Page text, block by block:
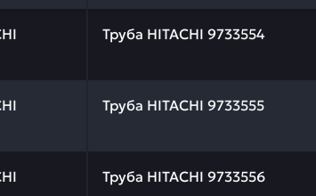
Труба HITACHI 9733554
качества и профессиональный
Труба HITACHI 9733555
качества и профессиональный
Труба HITACHI 9733556
качества и профессиональный